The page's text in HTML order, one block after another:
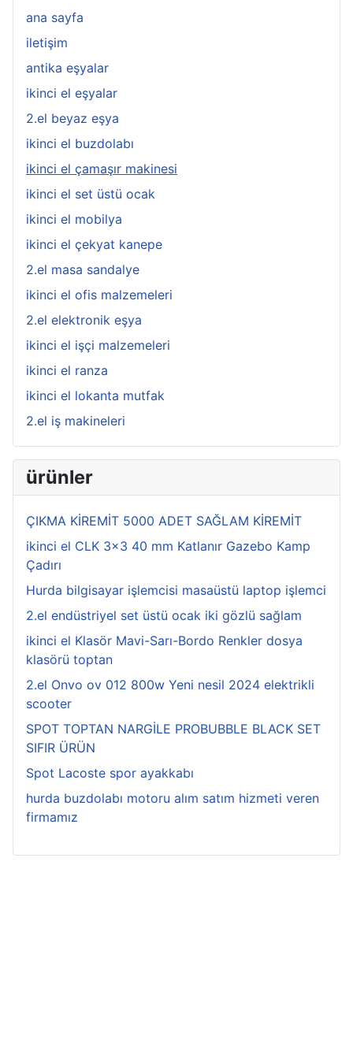
ana sayfa
iletişim
antika eşyalar
ikinci el eşyalar
2.el beyaz eşya
ikinci el buzdolabı
ikinci el çamaşır makinesi
ikinci el set üstü ocak
ikinci el mobilya
ikinci el çekyat kanepe
2.el masa sandalye
ikinci el ofis malzemeleri
2.el elektronik eşya
ikinci el işçi malzemeleri
ikinci el ranza
ikinci el lokanta mutfak
2.el iş makineleri
ürünler
ÇIKMA KİREMİT 5000 ADET SAĞLAM KİREMİT
ikinci el CLK 3x3 40 mm Katlanır Gazebo Kamp
Çadırı
Hurda bilgisayar işlemcisi masaüstü laptop işlemci
2.el endüstriyel set üstü ocak iki gözlü sağlam
ikinci el Klasör Mavi-Sarı-Bordo Renkler dosya
klasörü toptan
2.el Onvo ov 012 800w Yeni nesil 2024 elektrikli
scooter
SPOT TOPTAN NARGİLE PROBUBBLE BLACK SET
SIFIR ÜRÜN
Spot Lacoste spor ayakkabı
hurda buzdolabı motoru alım satım hizmeti veren
firmamız